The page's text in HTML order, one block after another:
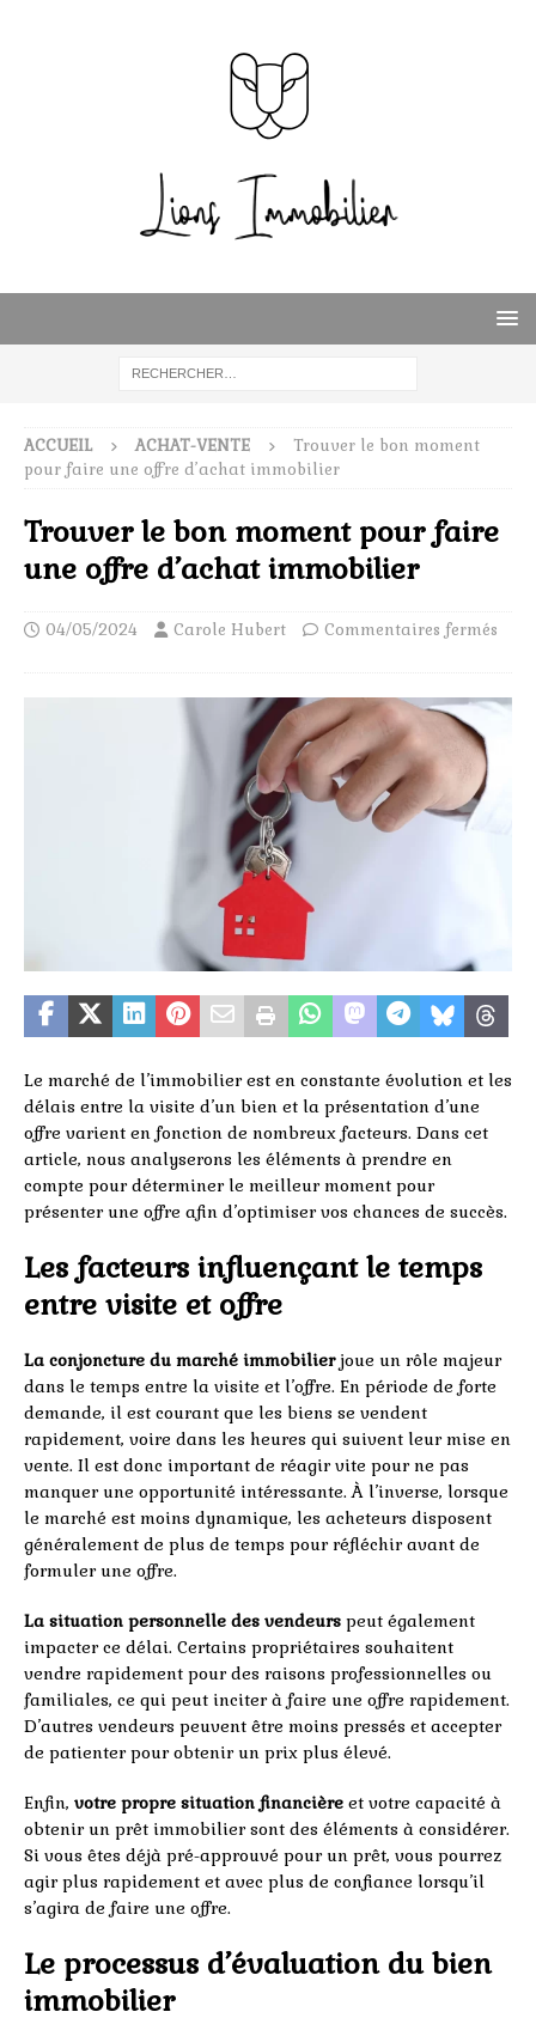
ACCUEIL ACHAT-VENTE
Trouver le bon moment
pour faire une offre d’achat immobilier
Trouver le bon moment pour faire
une offre d’achat immobilier
04/05/2024 Carole Hubert Commentaires fermés
Le marché de l’immobilier est en constante évolution et les
délais entre la visite d’un bien et la présentation d’une
offre varient en fonction de nombreux facteurs. Dans cet
article, nous analyserons les éléments à prendre en
compte pour déterminer le meilleur moment pour
présenter une offre afin d’optimiser vos chances de succès.
Les facteurs influençant le temps
entre visite et offre
La conjoncture du marché immobilierjoue un rôle majeur
dans le temps entre la visite et l’offre. En période de forte
demande, il est courant que les biens se vendent
rapidement, voire dans les heures qui suivent leur mise en
vente. Il est donc important de réagir vite pour ne pas
manquer une opportunité intéressante. À l’inverse, lorsque
le marché est moins dynamique, les acheteurs disposent
généralement de plus de temps pour réfléchir avant de
formuler une offre.
La situation personnelle des vendeurs peut également
impacter ce délai. Certains propriétaires souhaitent
vendre rapidement pour des raisons professionnelles ou
familiales, ce qui peut inciter à faire une offre rapidement.
D’autres vendeurs peuvent être moins pressés et accepter
de patienter pour obtenir un prix plus élevé.
Enfin, votre propre situation financière et votre capacité à
obtenir un prêt immobilier sont des éléments à considérer.
Si vous êtes déjà pré-approuvé pour un prêt, vous pourrez
agir plus rapidement et avec plus de confiance lorsqu’il
s’agira de faire une offre.
Le processus d’évaluation du bien
immobilier